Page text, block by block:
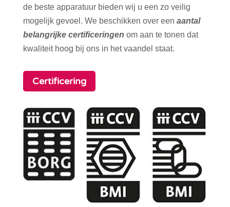
de beste apparatuur bieden wij u een zo veilig
mogelijk gevoel. We beschikken over een aantal
belangrijke certificeringen om aan te tonen dat
kwaliteit hoog bij ons in het vaandel staat.
Certificering